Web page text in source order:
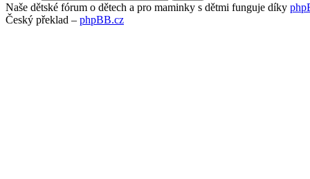
Naše dětské fórum o dětech a pro maminky s dětmi funguje díky
Český překlad – phpBB.cz